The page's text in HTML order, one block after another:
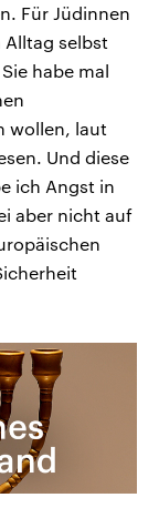
Für Jüdinnen
Alltag selbst
habe mal
wollen, laut
Und diese
ich Angst in
aber nicht auf